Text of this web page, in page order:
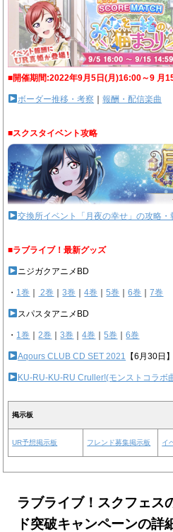
■開催期間:2022年9月5日(月)16:00～9 月
ボーダー推移・考察 ｜報酬・配信楽曲
■スクスタイベント攻略
交換所イベント「月夜の幸せ」の攻略
■ラブライブ！最新グッズ
ニジガクアニメBD
・ 1巻 2巻 ｜3巻 ｜4巻 ｜5巻 ｜6巻 ｜7巻
スパスタアニメBD
・ 1巻 ｜2巻 ｜3巻 ｜4巻 ｜5巻 ｜6巻
Aqours CLUB CD SET 2021 【6月30日】
KU-RU-KU-RU Cruller!(モンストコラボ
掲示板
UR予想掲示板 フレンド募集掲示板 イ
ラブライブ！スクフェス
ド突破キャンペーンの詳